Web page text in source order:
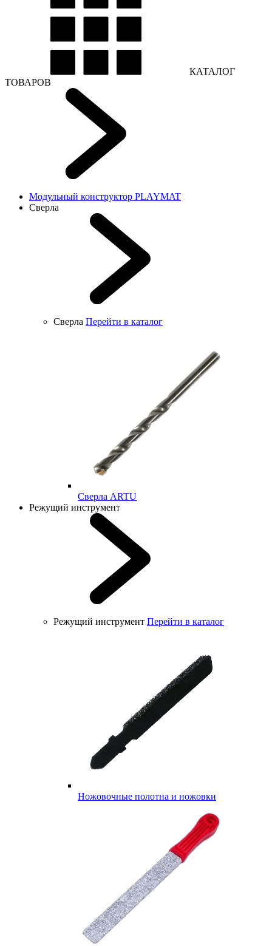
КАТАЛОГ
ТОВАРОВ
Модульный конструктор PLAYMAT
Сверла
Сверла Перейти в каталог
Cверла ARTU
Режущий инструмент
Режущий инструмент Перейти в каталог
Ножовочные полотна и ножовки